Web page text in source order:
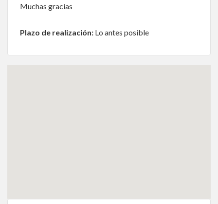
Muchas gracias
Plazo de realización: Lo antes posible